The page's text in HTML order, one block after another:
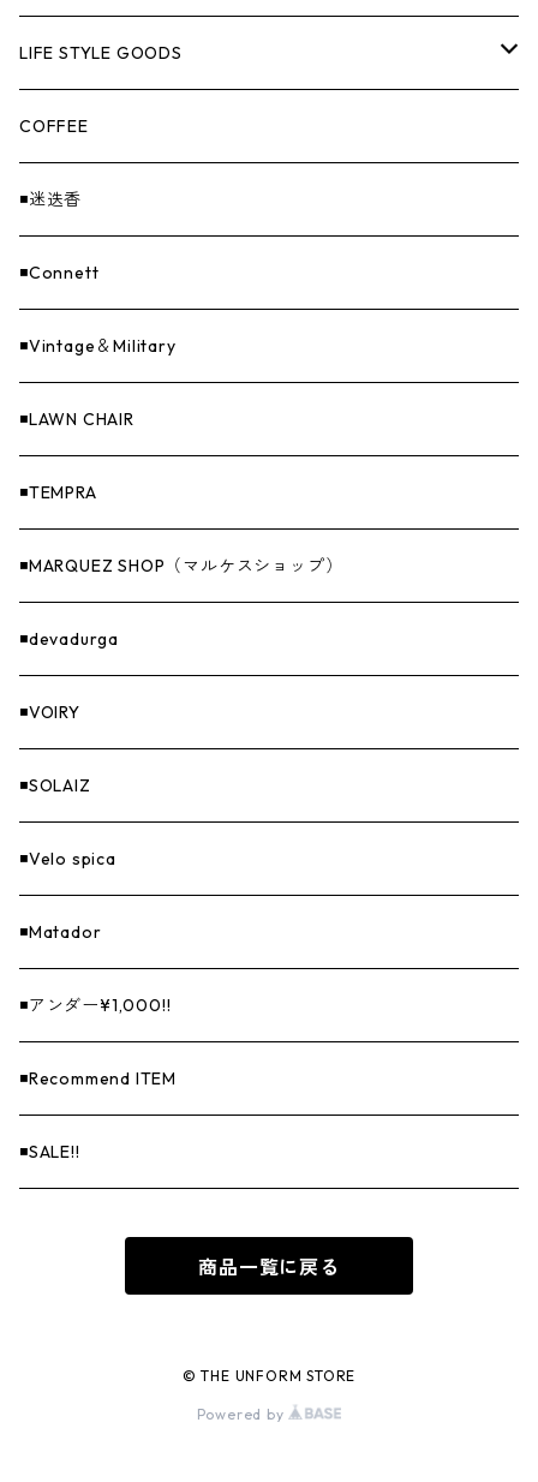
EX-GATE（エクスゲート）
Others（その他）
UNITIUM.
THE UNFORM STORE オリジナル
クッカー＆カトラリー
バーナー
焚火
寝具
ファニチャー
収納
ナイフ＆アックス
燃料
GOODS
TOPS
PANTS
CAP
GOODS
バンダナ＆手ぬぐい
LIFE STYLE GOODS
ステッカー
COFFEE
◾️迷迭香
◾️Connett
◾️Vintage＆Military
◾️LAWN CHAIR
◾️TEMPRA
◾️MARQUEZ SHOP（マルケスショップ）
◾️devadurga
◾️VOIRY
◾️SOLAIZ
◾️Velo spica
◾️Matador
◾️アンダー¥1,000!!
◾️Recommend ITEM
◾️SALE!!
商品一覧に戻る
© THE UNFORM STORE
Powered by